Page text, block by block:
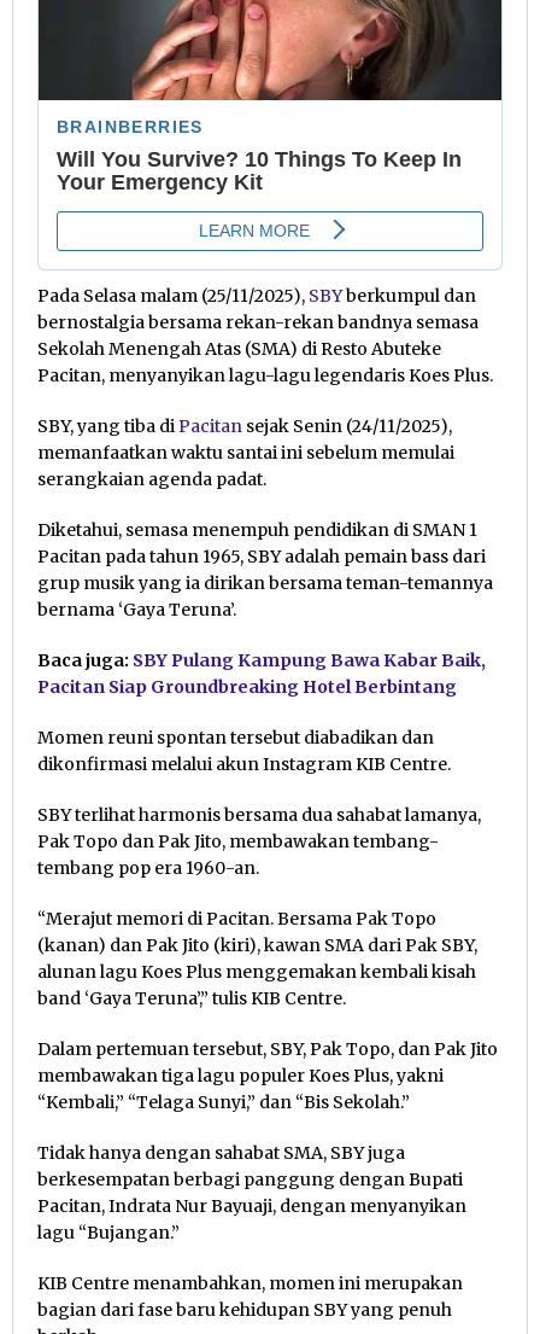
Pada Selasa malam (25/11/2025), SBYberkumpul dan
bernostalgia bersama rekan-rekan bandnya semasa
Sekolah Menengah Atas (SMA) di Resto Abuteke
Pacitan, menyanyikan lagu-lagu legendaris Koes Plus.
SBY, yang tiba diPacitan sejak Senin (24/11/2025),
memanfaatkan waktu santai ini sebelum memulai
serangkaian agenda padat.
Diketahui, semasa menempuh pendidikan di SMAN 1
Pacitan pada tahun 1965, SBY adalah pemain bass dari
grup musik yang ia dirikan bersama teman-temannya
bernama ‘Gaya Teruna’.
Baca juga: SBY Pulang Kampung Bawa Kabar Baik,
Pacitan Siap Groundbreaking Hotel Berbintang
Momen reuni spontan tersebut diabadikan dan
dikonfirmasi melalui akun Instagram KIB Centre.
SBY terlihat harmonis bersama dua sahabat lamanya,
Pak Topo dan Pak Jito, membawakan tembang-
tembang pop era 1960-an.
“Merajut memori di Pacitan. Bersama Pak Topo
(kanan) dan Pak Jito (kiri), kawan SMA dari Pak SBY,
alunan lagu Koes Plus menggemakan kembali kisah
band ‘Gaya Teruna’,” tulis KIB Centre.
Dalam pertemuan tersebut, SBY, Pak Topo, dan Pak Jito
membawakan tiga lagu populer Koes Plus, yakni
“Kembali,” “Telaga Sunyi,” dan “Bis Sekolah.”
Tidak hanya dengan sahabat SMA, SBY juga
berkesempatan berbagi panggung dengan Bupati
Pacitan, Indrata Nur Bayuaji, dengan menyanyikan
lagu “Bujangan.”
KIB Centre menambahkan, momen ini merupakan
bagian dari fase baru kehidupan SBY yang penuh